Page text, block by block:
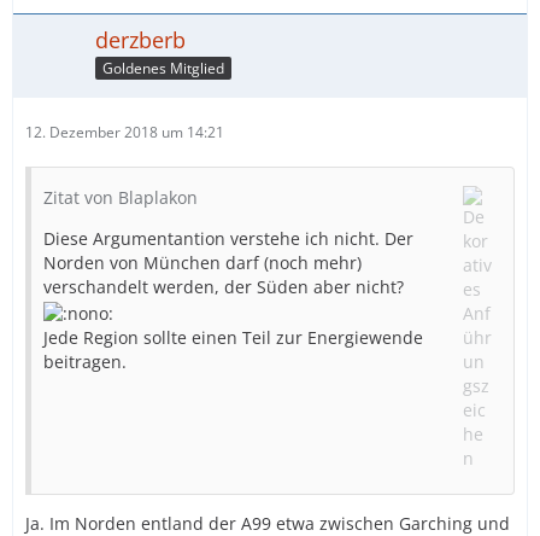
derzberb
Goldenes Mitglied
12. Dezember 2018 um 14:21
Zitat von Blaplakon
Diese Argumentantion verstehe ich nicht. Der
Norden von München darf (noch mehr)
verschandelt werden, der Süden aber nicht?
Jede Region sollte einen Teil zur Energiewende
beitragen.
Ja. Im Norden entland der A99 etwa zwischen Garching und